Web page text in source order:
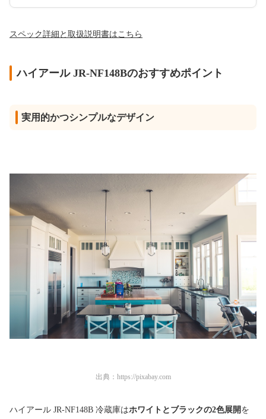
スペック詳細と取扱説明書はこちら
ハイアール JR-NF148Bのおすすめポイント
実用的かつシンプルなデザイン
出典： https://pixabay.com
ハイアール JR-NF148B 冷蔵庫はホワイトとブラックの2色展開 を